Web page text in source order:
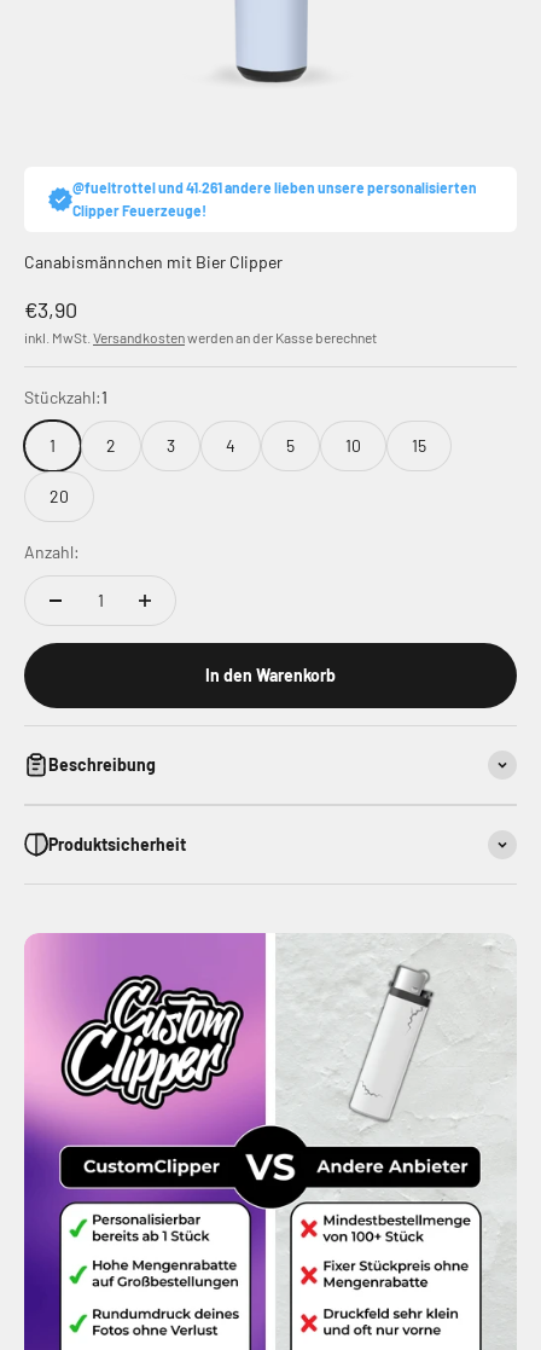
@fueltrottel und 41.261 andere lieben unsere personalisierten
Clipper Feuerzeuge!
Canabismännchen mit Bier Clipper
Angebot
€3,90
inkl. MwSt. Versandkostenwerden an der Kasse berechnet
Stückzahl:1
1 2 3 4 5 10 15
20
Anzahl:
In den Warenkorb
Beschreibung
Produktsicherheit